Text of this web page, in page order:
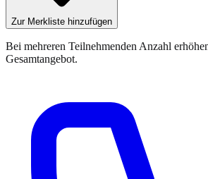
Zur Merkliste hinzufügen
Bei mehreren Teilnehmenden Anzahl
Gesamtangebot.